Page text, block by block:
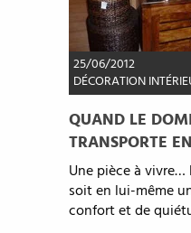
25/06/2012
DÉCORATION
QUAND LE
TRANSPORTE
Une pièce à
soit en lui-même
confort et de